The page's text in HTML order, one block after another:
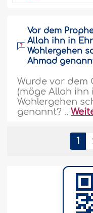
Vor dem
Allah ihn in
Wohlergehen
Ahmad
Wurde vor dem
(möge Allah
Wohlergehen
genannt? ..
Mann, der
Wer war die
1